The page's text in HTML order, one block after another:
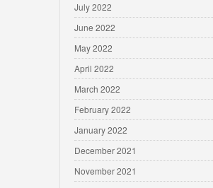
July 2022
June 2022
May 2022
April 2022
March 2022
February 2022
January 2022
December 2021
November 2021